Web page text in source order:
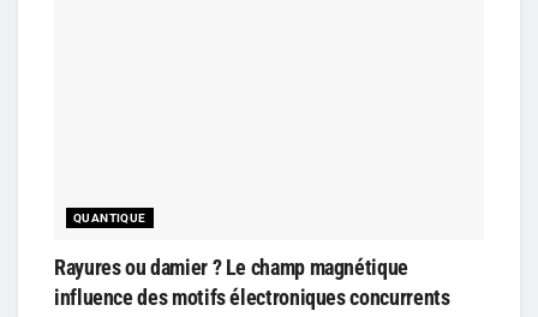
QUANTIQUE
Rayures ou damier ? Le champ magnétique
influence des motifs électroniques concurrents